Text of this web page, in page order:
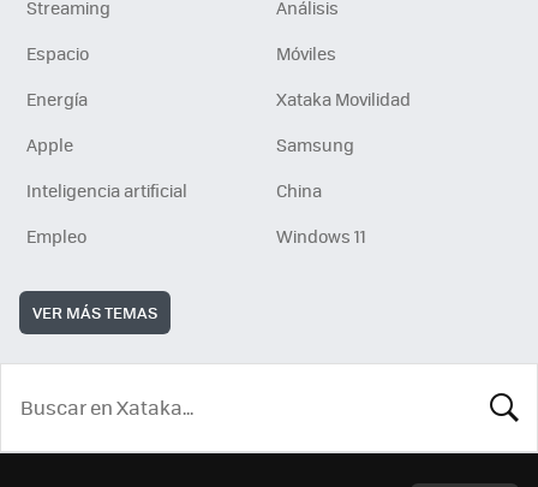
Streaming
Análisis
Espacio
Móviles
Energía
Xataka Movilidad
Apple
Samsung
Inteligencia artificial
China
Empleo
Windows 11
VER MÁS TEMAS